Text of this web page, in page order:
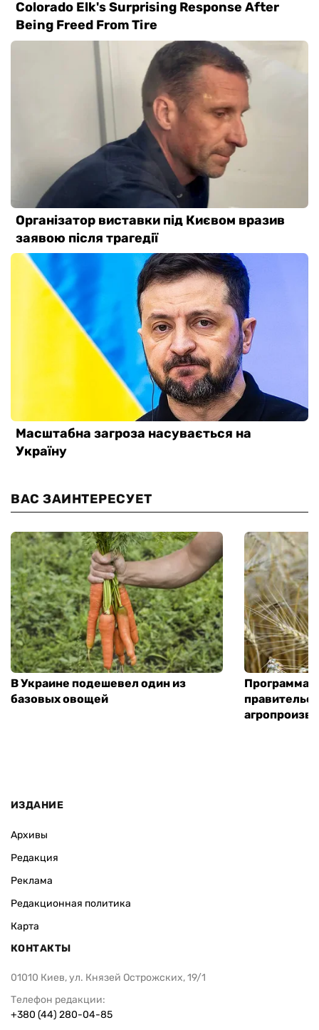
ВАС ЗАИНТЕРЕСУЕТ
В Украине подешевел один из
базовых овощей
Программа
ИЗДАНИЕ
Архивы
Редакция
Реклама
Редакционная политика
Карта
КОНТАКТЫ
01010 Киев, ул. Князей Острожских, 19/1
Телефон редакции:
+380 (44) 280-04-85